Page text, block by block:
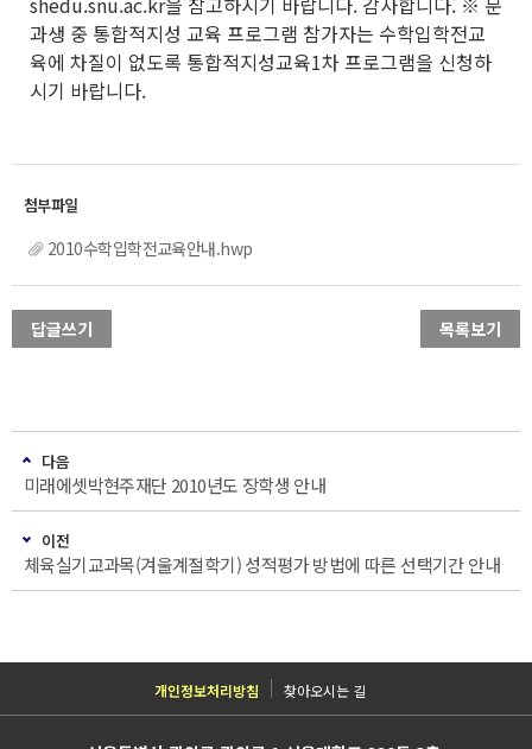
과생 중 통합적지성 교육 프로그램 참가자는 수학입학전교
육에 차질이 없도록 통합적지성교육1차 프로그램을 신청하
시기 바랍니다.
2010수학입학전교육안내.hwp
답글쓰기 목록보기
다음
미래에셋박현주재단 2010년도 장학생 안내
이전
체육실기교과목(겨울계절학기) 성적평가 방법에 따른 선택기간 안내
개인정보처리방침 찾아오시는 길